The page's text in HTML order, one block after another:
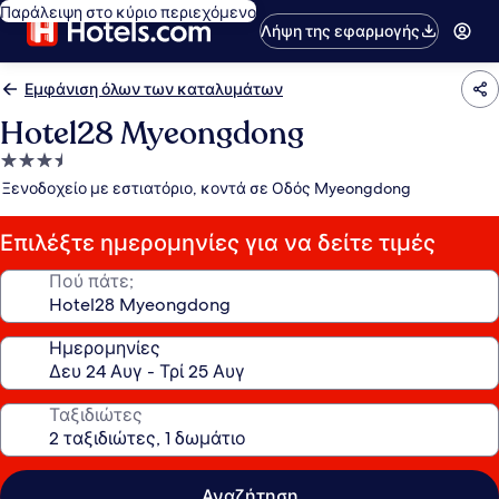
Παράλειψη στο κύριο περιεχόμενο
Λήψη της εφαρμογής
Εμφάνιση όλων των καταλυμάτων
Hotel28 Myeongdong
Κατάλυμα
με
αστέρια
Ξενοδοχείο με εστιατόριο, κοντά σε Οδός Myeongdong
Επιλέξτε ημερομηνίες για να δείτε τιμές
Πού πάτε;
Ημερομηνίες
Ταξιδιώτες